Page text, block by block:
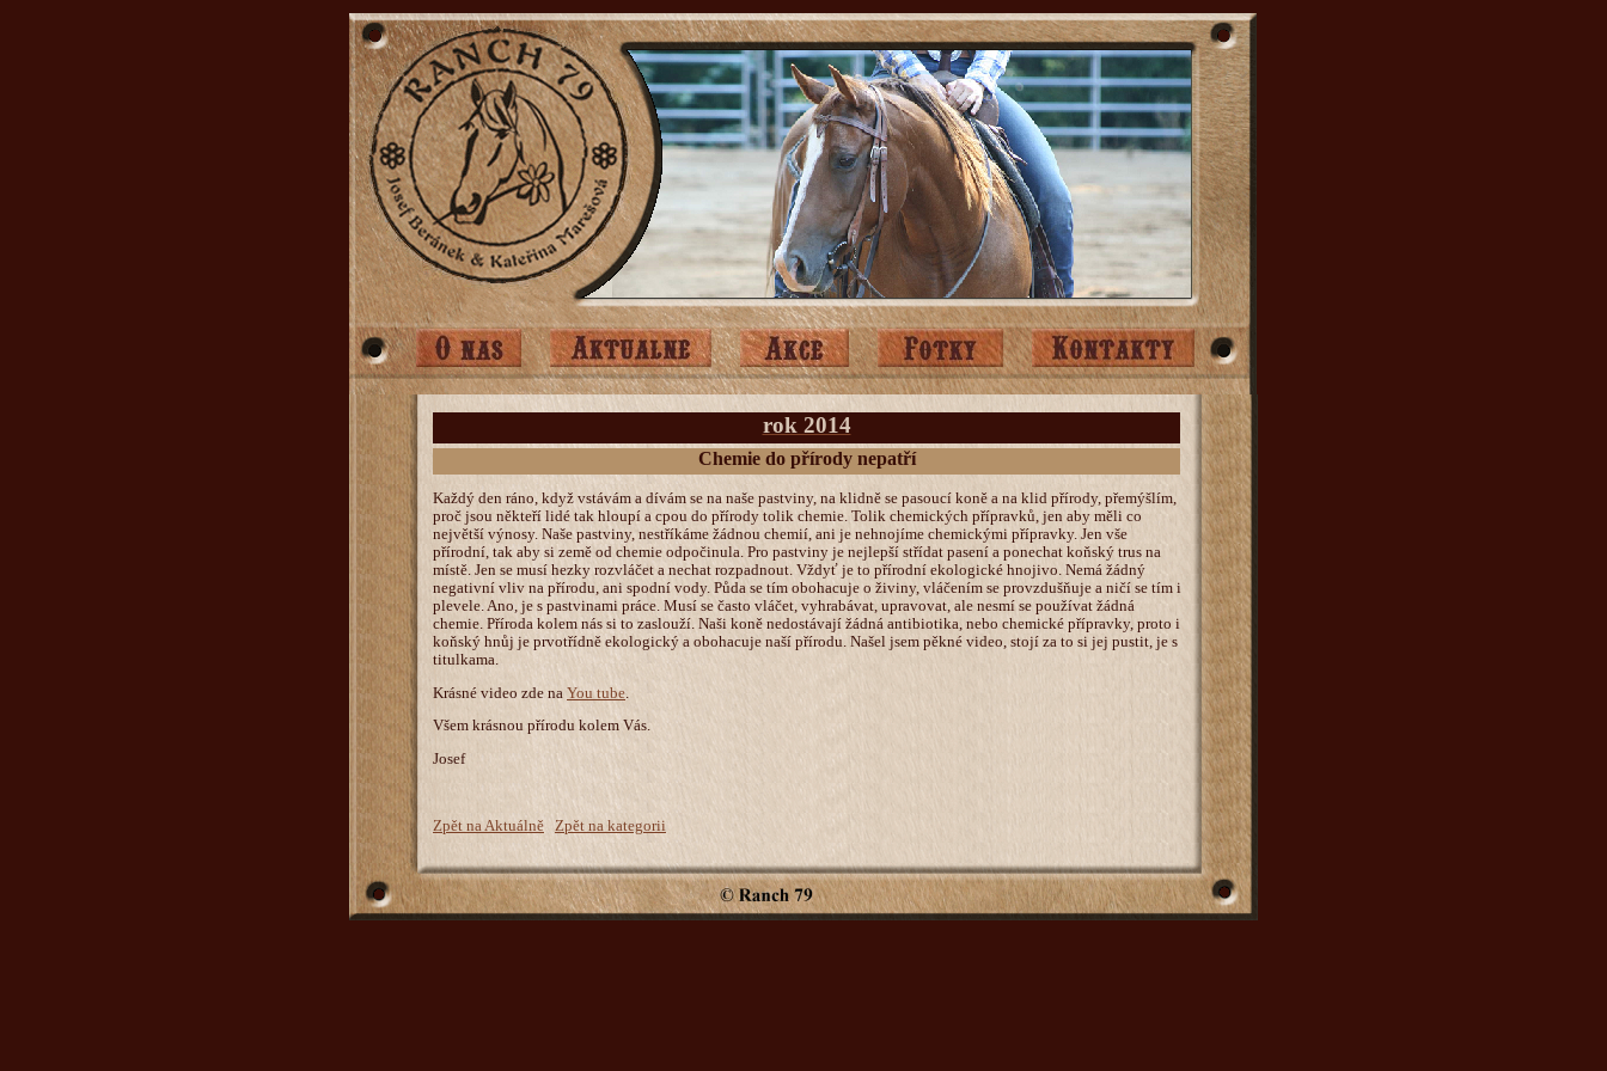
rok 2014
Chemie do přírody nepatří
Každý den ráno, když vstávám a dívám se na naše pastviny, na klidně se pasoucí koně a na klid přírody, přemýšlím,
proč jsou někteří lidé tak hloupí a cpou do přírody tolik chemie. Tolik chemických přípravků, jen aby měli co
největší výnosy. Naše pastviny, nestříkáme žádnou chemií, ani je nehnojíme chemickými přípravky. Jen vše
přírodní, tak aby si země od chemie odpočinula. Pro pastviny je nejlepší střídat pasení a ponechat koňský trus na
místě. Jen se musí hezky rozvláčet a nechat rozpadnout. Vždyť je to přírodní ekologické hnojivo. Nemá žádný
negativní vliv na přírodu, ani spodní vody. Půda se tím obohacuje o živiny, vláčením se provzdušňuje a ničí se tím i
plevele. Ano, je s pastvinami práce. Musí se často vláčet, vyhrabávat, upravovat, ale nesmí se používat žádná
chemie. Příroda kolem nás si to zaslouží. Naši koně nedostávají žádná antibiotika, nebo chemické přípravky, proto i
koňský hnůj je prvotřídně ekologický a obohacuje naší přírodu. Našel jsem pěkné video, stojí za to si jej pustit, je s
titulkama.
Krásné video zde na You tube
Všem krásnou přírodu kolem Vás.
Josef
Zpět na Aktuálně Zpět na kategorii